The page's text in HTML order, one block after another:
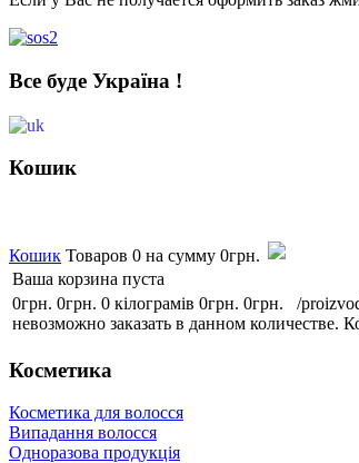
Все буде Україна !
Кошик
Кошик Товаров 0 на сумму 0грн.
Ваша корзина пуста
0грн. 0грн. 0 кілограмів 0грн. 0грн. /
невозможно заказать в данном количестве.
Косметика
Косметика для волосся
Випадання волосся
Одноразова продукція